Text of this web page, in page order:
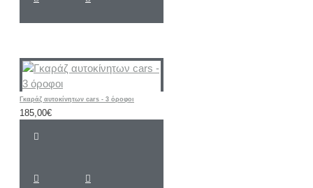
Γκαράζ αυτοκίνητων cars - 3 όροφοι
185,00€